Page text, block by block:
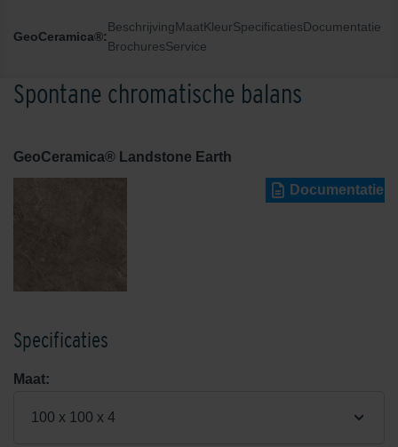
GeoCeramica®:
BeschrijvingMaatKleurSpecificatiesDocumentatie
BrochuresService
Spontane chromatische balans
GeoCeramica® Landstone Earth
Documentatie
Specificaties
Maat:
100 x 100 x 4